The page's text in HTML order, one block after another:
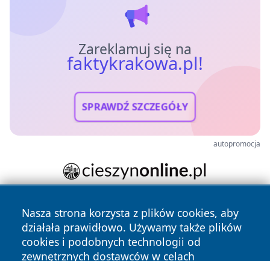
Zareklamuj się na
faktykrakowa.pl!
SPRAWDŹ SZCZEGÓŁY
autopromocja
Nasza strona korzysta z plików cookies, aby
działała prawidłowo. Używamy także plików
cookies i podobnych technologii od
zewnętrznych dostawców w celach